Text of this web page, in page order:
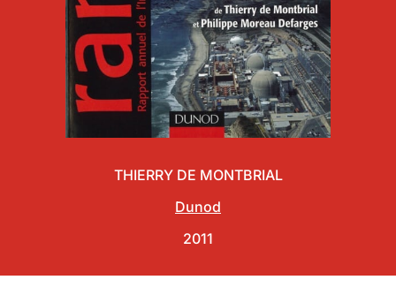
THIERRY DE MONTBRIAL
Dunod
2011